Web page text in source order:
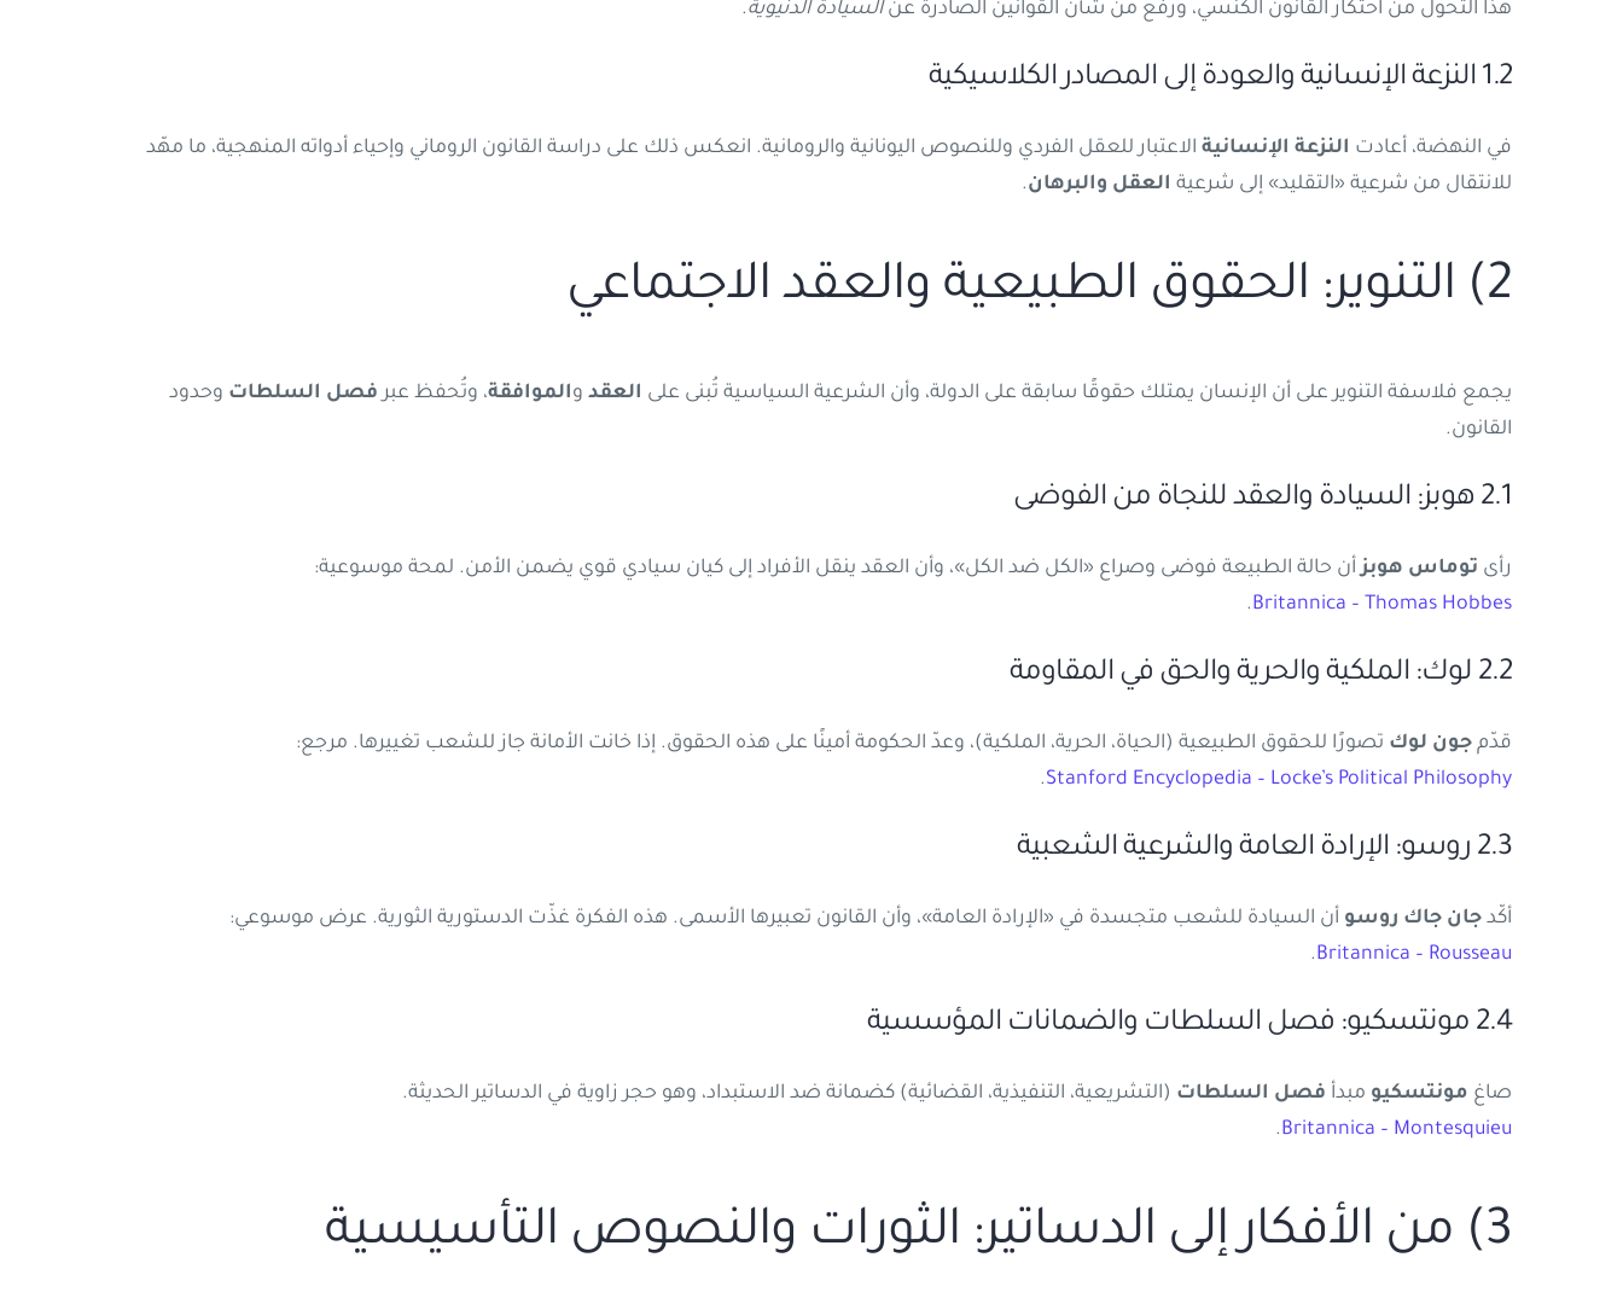
هذا التحول من احتكار القانون الكنسي، ورفع من شأن القوانين الصادرة عنالسيادة الدنيوية.
1.2 النزعة الإنسانية والعودة إلى المصادر الكلاسيكية
في النهضة، أعادت النزعة الإنسانية الاعتبار للعقل الفردي وللنصوص اليونانية والرومانية. انعكس ذلك على دراسة القانون الروماني وإحياء أدواته المنهجية، ما مهّد
للانتقال من شرعية «التقليد» إلى شرعية العقل والبرهان.
2) التنوير: الحقوق الطبيعية والعقد الاجتماعي
يجمع فلاسفة التنوير على أن الإنسان يمتلك حقوقًا سابقة على الدولة، وأن الشرعية السياسية تُبنى على العقد والموافقة، وتُحفظ عبر فصل السلطات وحدود
القانون.
2.1 هوبز: السيادة والعقد للنجاة من الفوضى
رأى توماس هوبزأن حالة الطبيعة فوضى وصراع «الكل ضد الكل»، وأن العقد ينقل الأفراد إلى كيان سيادي قوي يضمن الأمن. لمحة موسوعية:
Britannica – Thomas Hobbes
.
2.2 لوك: الملكية والحرية والحق في المقاومة
قدّم جون لوك تصورًا للحقوق الطبيعية (الحياة، الحرية، الملكية)، وعدّ الحكومة أمينًا على هذه الحقوق. إذا خانت الأمانة جاز للشعب تغييرها. مرجع:
Stanford Encyclopedia – Locke’s Political Philosophy
.
2.3 روسو: الإرادة العامة والشرعية الشعبية
أكّد جان جاك روسو أن السيادة للشعب متجسدة في «الإرادة العامة»، وأن القانون تعبيرها الأسمى. هذه الفكرة غذّت الدستورية الثورية. عرض موسوعي:
Britannica – Rousseau
.
2.4 مونتسكيو: فصل السلطات والضمانات المؤسسية
صاغ مونتسكيو مبدأ فصل السلطات (التشريعية، التنفيذية، القضائية) كضمانة ضد الاستبداد، وهو حجر زاوية في الدساتير الحديثة.
Britannica – Montesquieu
.
3) من الأفكار إلى الدساتير: الثورات والنصوص التأسيسية